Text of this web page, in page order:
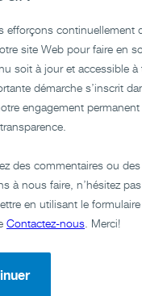
les collectivités
futurs processus de
Conseil des aînés et
mandat de représenter
organisation
sont des aînés et des
indépendante et
propres points de
aux membres du
la représenter ou de
efforçons continuellement
site Web pour faire en
soit à jour et accessible à
démarche s’inscrit
engagement permanent
des commentaires ou des
à nous faire, n’hésitez
en utilisant le
Contactez-nous . Merci!